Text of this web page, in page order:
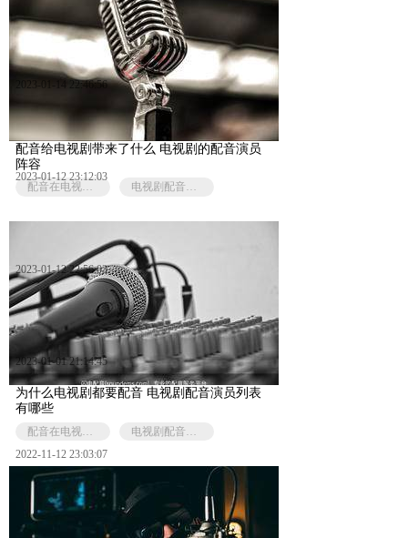
配音给电视剧带来了什么 电视剧的配音演员
阵容
配音在电视剧的作用 电视剧配音演员
为什么电视剧都要配音 电视剧配音演员列表
有哪些
配音在电视剧的作用 电视剧配音演员
2023-01-14 22:46:56
2023-01-12 23:12:03
2023-01-12 22:56:03
2023-01-01 21:14:45
2022-11-12 23:03:07